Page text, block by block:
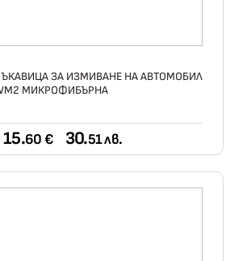
ЗА ИЗМИВАНЕ НА АВТОМОБИЛ
МИКРОФИБЪРНА
15.60 € 30.51 лв.